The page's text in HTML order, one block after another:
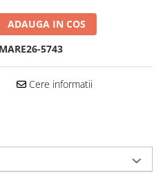
ADAUGA IN COS
MARE26-5743
Cere informatii